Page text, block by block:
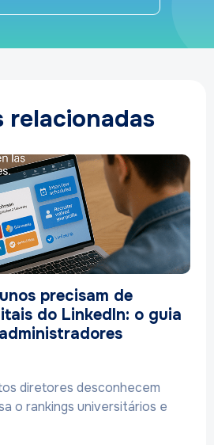
relacionadas
precisam de
do LinkedIn: o guia
diretores desconhecem
o rankings universitários e